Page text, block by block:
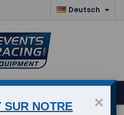
Deutsch 
0
×
SUR NOTRE